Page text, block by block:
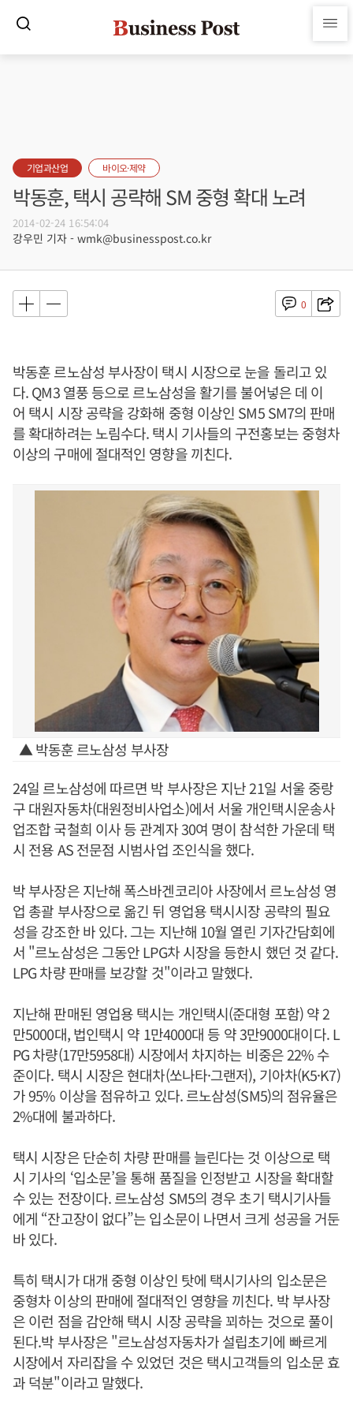
기업과산업 바이오·제약
박동훈, 택시 공략해 SM 중형 확대 노려
2014-02-24 16:54:04
강우민 기자 - wmk@businesspost.co.kr
0
박동훈 르노삼성 부사장이 택시 시장으로 눈을 돌리고 있
다. QM3 열풍 등으로 르노삼성을 활기를 불어넣은 데 이
어 택시 시장 공략을 강화해 중형 이상인 SM5 SM7의 판매
를 확대하려는 노림수다. 택시 기사들의 구전홍보는 중형차
이상의 구매에 절대적인 영향을 끼친다.
▲ 박동훈 르노삼성 부사장
24일 르노삼성에 따르면 박 부사장은 지난 21일 서울 중랑
구 대원자동차(대원정비사업소)에서 서울 개인택시운송사
업조합 국철희 이사 등 관계자 30여 명이 참석한 가운데 택
시 전용 AS 전문점 시범사업 조인식을 했다.
박 부사장은 지난해 폭스바겐코리아 사장에서 르노삼성 영
업 총괄 부사장으로 옮긴 뒤 영업용 택시시장 공략의 필요
성을 강조한 바 있다. 그는 지난해 10월 열린 기자간담회에
서 "르노삼성은 그동안 LPG차 시장을 등한시 했던 것 같다.
LPG 차량 판매를 보강할 것"이라고 말했다.
지난해 판매된 영업용 택시는 개인택시(준대형 포함) 약 2
만5000대, 법인택시 약 1만4000대 등 약 3만9000대이다. L
PG 차량(17만5958대) 시장에서 차지하는 비중은 22% 수
준이다. 택시 시장은 현대차(쏘나타·그랜저), 기아차(K5·K7)
가 95% 이상을 점유하고 있다. 르노삼성(SM5)의 점유율은
2%대에 불과하다.
택시 시장은 단순히 차량 판매를 늘린다는 것 이상으로 택
시 기사의 ‘입소문’을 통해 품질을 인정받고 시장을 확대할
수 있는 전장이다. 르노삼성 SM5의 경우 초기 택시기사들
에게 “잔고장이 없다”는 입소문이 나면서 크게 성공을 거둔
바 있다.
특히 택시가 대개 중형 이상인 탓에 택시기사의 입소문은
중형차 이상의 판매에 절대적인 영향을 끼친다. 박 부사장
은 이런 점을 감안해 택시 시장 공략을 꾀하는 것으로 풀이
된다.박 부사장은 "르노삼성자동차가 설립초기에 빠르게
시장에서 자리잡을 수 있었던 것은 택시고객들의 입소문 효
과 덕분"이라고 말했다.